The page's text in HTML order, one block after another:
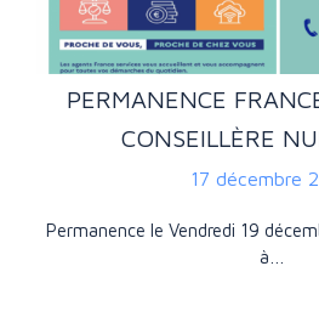
PERMANENCE
CONSEILLÈRE
17 décembre
Permanence le Vendredi 19
à…